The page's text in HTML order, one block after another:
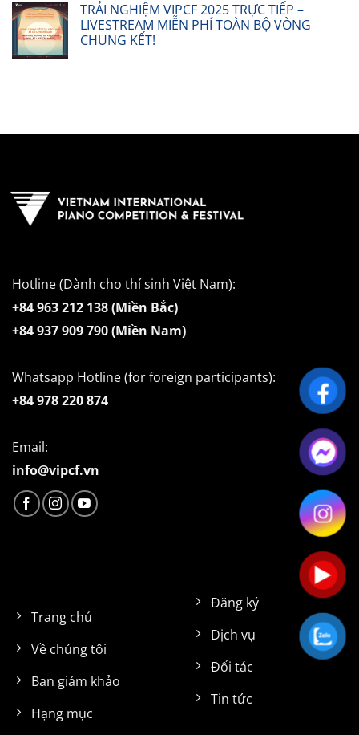
TRẢI NGHIỆM VIPCF 2025 TRỰC TIẾP –
LIVESTREAM MIỄN PHÍ TOÀN BỘ VÒNG
CHUNG KẾT!
Hotline (Dành cho thí sinh Việt Nam):
+84 963 212 138 (Miền Bắc)
+84 937 909 790 (Miền Nam)
Whatsapp Hotline (for foreign participants):
+84 978 220 874
Email:
info@vipcf.vn
Trang chủ
Về chúng tôi
Ban giám khảo
Hạng mục
Đăng ký
Dịch vụ
Đối tác
Tin tức